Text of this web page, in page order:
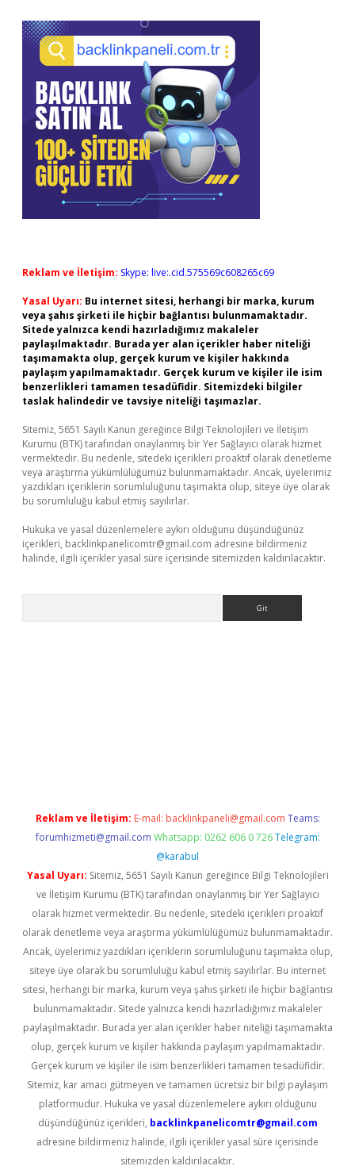
Reklam ve İletişim: Skype: live:.cid.575569c608265c69
Yasal Uyarı: Bu internet sitesi, herhangi bir marka, kurum
veya şahıs şirketi ile hiçbir bağlantısı bulunmamaktadır.
Sitede yalnızca kendi hazırladığımız makaleler
paylaşılmaktadır. Burada yer alan içerikler haber niteliği
taşımamakta olup, gerçek kurum ve kişiler hakkında
paylaşım yapılmamaktadır. Gerçek kurum ve kişiler ile isim
benzerlikleri tamamen tesadüfidir. Sitemizdeki bilgiler
taslak halindedir ve tavsiye niteliği taşımazlar.
Sitemiz, 5651 Sayılı Kanun gereğince Bilgi Teknolojileri ve İletişim
Kurumu (BTK) tarafından onaylanmış bir Yer Sağlayıcı olarak hizmet
vermektedir. Bu nedenle, sitedeki içerikleri proaktif olarak denetleme
veya araştırma yükümlülüğümüz bulunmamaktadır. Ancak, üyelerimiz
yazdıkları içeriklerin sorumluluğunu taşımakta olup, siteye üye olarak
bu sorumluluğu kabul etmiş sayılırlar.
Hukuka ve yasal düzenlemelere aykırı olduğunu düşündüğünüz
içerikleri, backlinkpanelicomtr@gmail.com adresine bildirmeniz
halinde, ilgili içerikler yasal süre içerisinde sitemizden kaldırılacaktır.
Reklam ve İletişim: E-mail: backlinkpaneli@gmail.com Teams:
forumhizmeti@gmail.com Whatsapp: 0262 606 0 726 Telegram:
@karabul
Yasal Uyarı: Sitemiz, 5651 Sayılı Kanun gereğince Bilgi Teknolojileri
ve İletişim Kurumu (BTK) tarafından onaylanmış bir Yer Sağlayıcı
olarak hizmet vermektedir. Bu nedenle, sitedeki içerikleri proaktif
olarak denetleme veya araştırma yükümlülüğümüz bulunmamaktadır.
Ancak, üyelerimiz yazdıkları içeriklerin sorumluluğunu taşımakta olup,
siteye üye olarak bu sorumluluğu kabul etmiş sayılırlar. Bu internet
sitesi, herhangi bir marka, kurum veya şahıs şirketi ile hiçbir bağlantısı
bulunmamaktadır. Sitede yalnızca kendi hazırladığımız makaleler
paylaşılmaktadır. Burada yer alan içerikler haber niteliği taşımamakta
olup, gerçek kurum ve kişiler hakkında paylaşım yapılmamaktadır.
Gerçek kurum ve kişiler ile isim benzerlikleri tamamen tesadüfidir.
Sitemiz, kar amacı gütmeyen ve tamamen ücretsiz bir bilgi paylaşım
platformudur. Hukuka ve yasal düzenlemelere aykırı olduğunu
düşündüğünüz içerikleri, backlinkpanelicomtr@gmail.com
adresine bildirmeniz halinde, ilgili içerikler yasal süre içerisinde
sitemizden kaldırılacaktır.